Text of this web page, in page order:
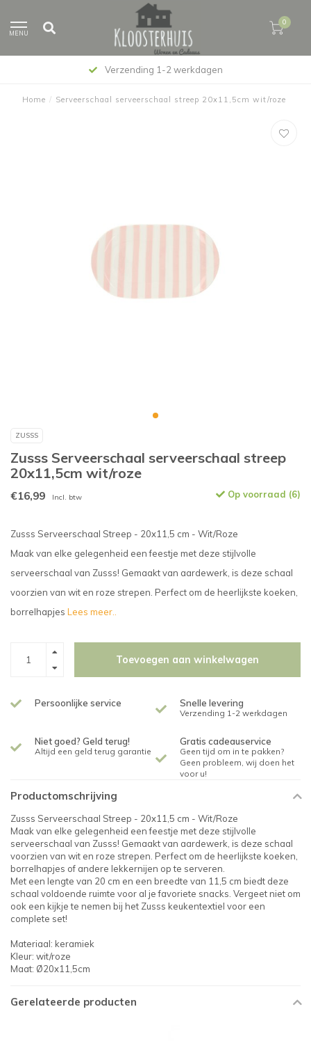
MENU
0
Verzending 1-2 werkdagen
Home / Serveerschaal serveerschaal streep 20x11,5cm wit/roze
ZUSSS
Zusss Serveerschaal serveerschaal streep
20x11,5cm wit/roze
€16,99 Incl. btw Op voorraad (6)
Zusss Serveerschaal Streep - 20x11,5 cm - Wit/Roze
Maak van elke gelegenheid een feestje met deze stijlvolle
serveerschaal van Zusss! Gemaakt van aardewerk, is deze schaal
voorzien van wit en roze strepen. Perfect om de heerlijkste koeken,
borrelhapjes Lees meer..
Toevoegen aan winkelwagen
Persoonlijke service Snelle levering
Verzending 1-2 werkdagen
Niet goed? Geld terug!
Altijd een geld terug garantie
Gratis cadeauservice
Geen tijd om in te pakken?
Geen probleem, wij doen het
voor u!
Productomschrijving
Zusss Serveerschaal Streep - 20x11,5 cm - Wit/Roze
Maak van elke gelegenheid een feestje met deze stijlvolle
serveerschaal van Zusss! Gemaakt van aardewerk, is deze schaal
voorzien van wit en roze strepen. Perfect om de heerlijkste koeken,
borrelhapjes of andere lekkernijen op te serveren.
Met een lengte van 20 cm en een breedte van 11,5 cm biedt deze
schaal voldoende ruimte voor al je favoriete snacks. Vergeet niet om
ook een kijkje te nemen bij het Zusss keukentextiel voor een
complete set!
Materiaal: keramiek
Kleur: wit/roze
Maat: Ø20x11,5cm
Gerelateerde producten